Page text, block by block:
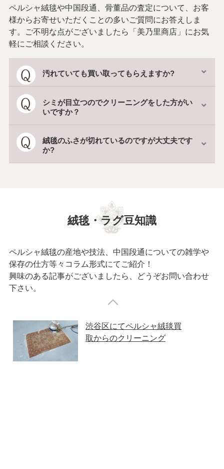
ペルシャ絨毯や中国段通、骨董品の査定について、お客
様からお寄せいただくことの多いご質問にお答えしま
す。ご不明な点がございましたら「美乃里商店」にお気
軽にご相談ください。
汚れていても買い取ってもらえますか?
シミが目立つのでクリーニングをした方がい
いですか？
絨毯のふさが切れているのですが大丈夫です
か?
絨毯・ラグ豆知識
ペルシャ絨毯の産地や技法、中国段通についての雑学や
保存の仕方等々コラム形式にてご紹介！
興味のある記事がございましたら、どうぞお問い合わせ
下さい。
渋谷区にてペルシャ絨毯買
取からのクリーニング